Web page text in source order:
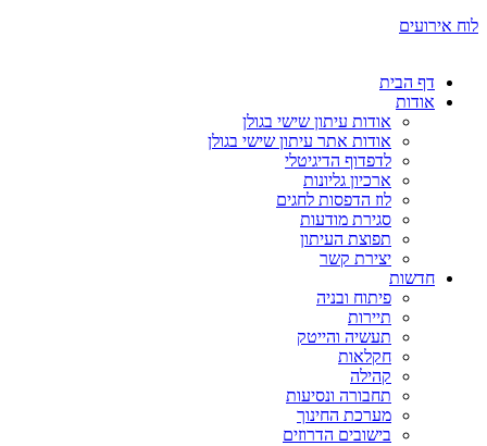
לוח אירועים
דף הבית
אודות
אודות עיתון שישי בגולן
אודות אתר עיתון שישי בגולן
לדפדוף הדיגיטלי
ארכיון גליונות
לוז הדפסות לחגים
סגירת מודעות
תפוצת העיתון
יצירת קשר
חדשות
פיתוח ובניה
תיירות
תעשיה והייטק
חקלאות
קהילה
תחבורה ונסיעות
מערכת החינוך
בישובים הדרוזים